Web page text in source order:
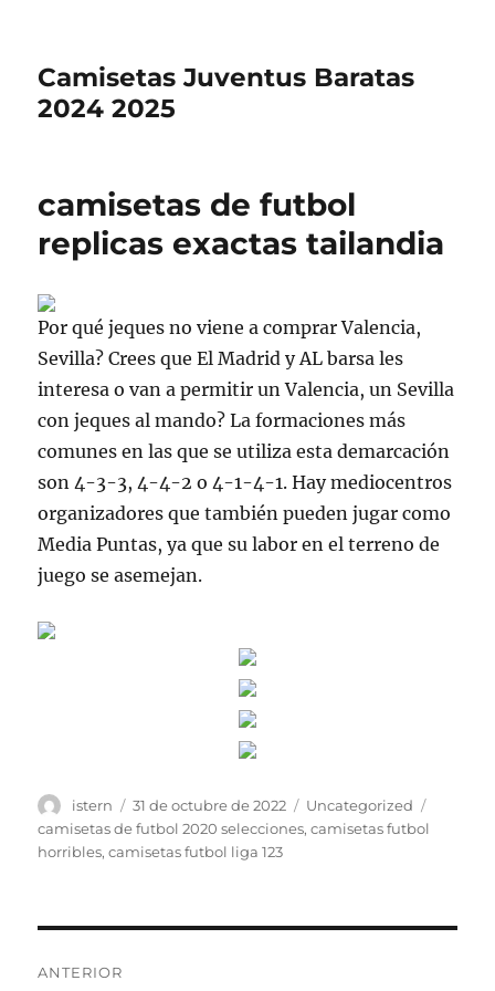
Camisetas Juventus Baratas
2024 2025
camisetas de futbol
replicas exactas tailandia
Por qué jeques no viene a comprar Valencia,
Sevilla? Crees que El Madrid y AL barsa les
interesa o van a permitir un Valencia, un Sevilla
con jeques al mando? La formaciones más
comunes en las que se utiliza esta demarcación
son 4-3-3, 4-4-2 o 4-1-4-1. Hay mediocentros
organizadores que también pueden jugar como
Media Puntas, ya que su labor en el terreno de
juego se asemejan.
Autor
istern
Publicado
el
31 de octubre de 2022 Categorías
Uncategorized
camisetas de futbol 2020 selecciones,camisetas futbol
horribles,camisetas futbol liga 123
ANTERIOR